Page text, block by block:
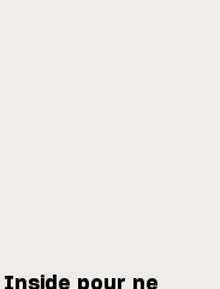
Inside pour ne